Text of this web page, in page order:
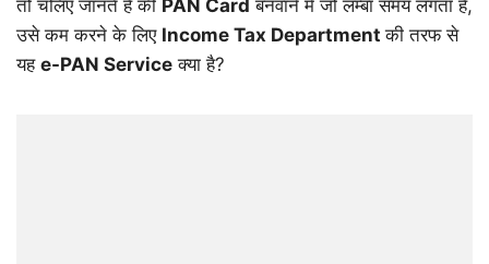
तो चलिए जानते हैं की PAN Card बनवाने में जो लम्बा समय लगता है,
उसे कम करने के लिए Income Tax Departmentकी तरफ से
यह e-PAN Service क्या है?